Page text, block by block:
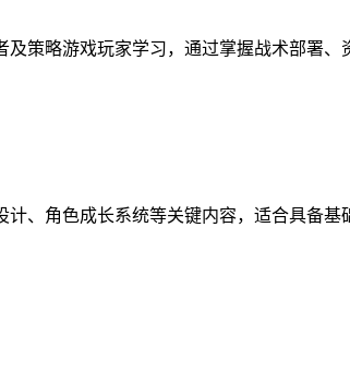
策略游戏玩家学习，通过掌握战术部署
、角色成长系统等关键内容，适合具备